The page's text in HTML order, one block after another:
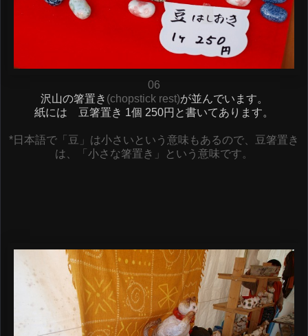
06
沢山の箸置き (chopstick rest)が並んでいます。
紙には 豆箸置き 1個 250円と書いてあります。
*日本語で「豆」は小さいという意味もあるので、豆箸置き
は、「小さな箸置き」という意味です。